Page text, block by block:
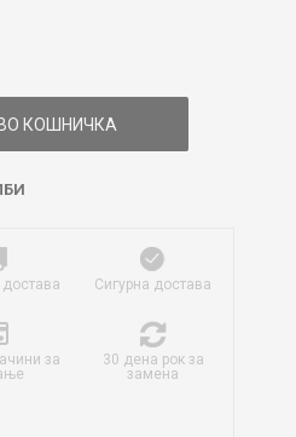
КОШНИЧКА
Сигурна достава
за
30 дена рок за
замена